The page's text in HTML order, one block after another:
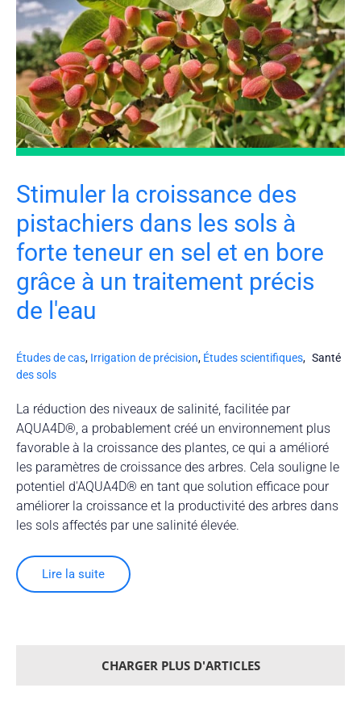
Stimuler la croissance des
pistachiers dans les sols à
forte teneur en sel et en bore
grâce à un traitement précis
de l'eau
Études de cas, Irrigation de précision, Études scientifiques, Santé
des sols
La réduction des niveaux de salinité, facilitée par
AQUA4D®, a probablement créé un environnement plus
favorable à la croissance des plantes, ce qui a amélioré
les paramètres de croissance des arbres. Cela souligne le
potentiel d'AQUA4D® en tant que solution efficace pour
améliorer la croissance et la productivité des arbres dans
les sols affectés par une salinité élevée.
Lire la suite
CHARGER PLUS D'ARTICLES